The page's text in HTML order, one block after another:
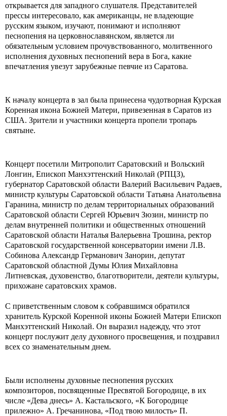
открывается для западного слушателя. Представителей
прессы интересовало, как американцы, не владеющие
русским языком, изучают, понимают и исполняют
песнопения на церковнославянском, является ли
обязательным условием прочувствованного, молитвенного
исполнения духовных песнопений вера в Бога, какие
впечатления увезут зарубежные певчие из Саратова.
К началу концерта в зал была принесена чудотворная Курская
Коренная икона Божией Матери, привезенная в Саратов из
США. Зрители и участники концерта пропели тропарь
святыне.
Концерт посетили Митрополит Саратовский и Вольский
Лонгин, Епископ Манхэттенский Николай (РПЦЗ),
губернатор Саратовской области Валерий Васильевич Радаев,
министр культуры Саратовской области Татьяна Анатольевна
Гаранина, министр по делам территориальных образований
Саратовской области Сергей Юрьевич Зюзин, министр по
делам внутренней политики и общественных отношений
Саратовской области Наталья Валерьевна Трошина, ректор
Саратовской государственной консерватории имени Л.В.
Собинова Александр Германович Занорин, депутат
Саратовской областной Думы Юлия Михайловна
Литневская, духовенство, благотворители, деятели культуры,
прихожане саратовских храмов.
С приветственным словом к собравшимся обратился
хранитель Курской Коренной иконы Божией Матери Епископ
Манхэттенский Николай. Он выразил надежду, что этот
концерт послужит делу духовного просвещения, и поздравил
всех со знаменательным днем.
Были исполнены духовные песнопения русских
композиторов, посвященные Пресвятой Богородице, в их
числе «Дева днесь» А. Кастальского, «К Богородице
прилежно» А. Гречанинова, «Под твою милость» П.